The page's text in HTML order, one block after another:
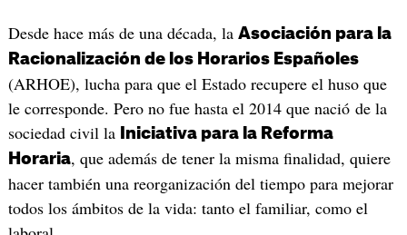
Desde hace más de una década, la Asociación para la
Racionalización de los Horarios Españoles
(ARHOE), lucha para que el Estado recupere el huso que
le corresponde. Pero no fue hasta el 2014 que nació de la
sociedad civil la
Iniciativa para la Reforma
Horaria, que además de tener la misma finalidad, quiere
hacer también una reorganización del tiempo para mejorar
todos los ámbitos de la vida: tanto el familiar, como el